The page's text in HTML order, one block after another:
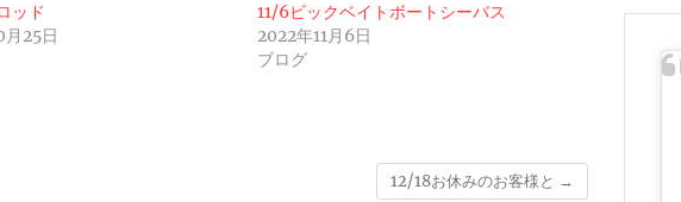
ッド
月25日
11/6ビックベイトボートシーバス
2022年11月6日
ブログ
12/18お休みのお客様と →